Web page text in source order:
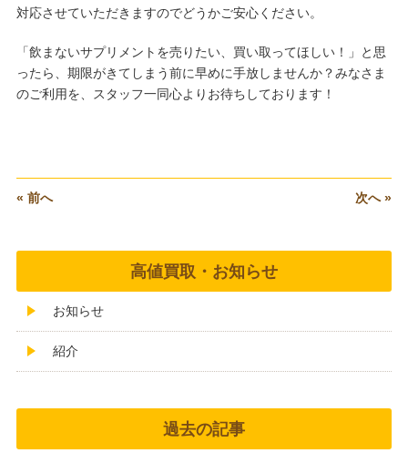
対応させていただきますのでどうかご安心ください。
「飲まないサプリメントを売りたい、買い取ってほしい！」と思
ったら、期限がきてしまう前に早めに手放しませんか？みなさま
のご利用を、スタッフ一同心よりお待ちしております！
« 前へ 次へ »
高値買取・お知らせ
お知らせ
紹介
過去の記事